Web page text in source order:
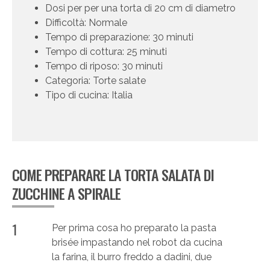
Dosi per per una torta di 20 cm di diametro
Difficoltà: Normale
Tempo di preparazione: 30 minuti
Tempo di cottura: 25 minuti
Tempo di riposo: 30 minuti
Categoria: Torte salate
Tipo di cucina: Italia
COME PREPARARE LA TORTA SALATA DI
ZUCCHINE A SPIRALE
1
Per prima cosa ho preparato la pasta
brisée impastando nel robot da cucina
la farina, il burro freddo a dadini, due